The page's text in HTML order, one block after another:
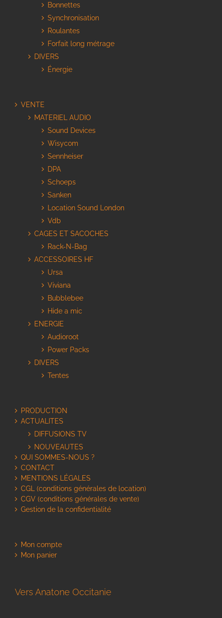
Bonnettes
Synchronisation
Roulantes
Forfait long métrage
DIVERS
Énergie
VENTE
MATERIEL AUDIO
Sound Devices
Wisycom
Sennheiser
DPA
Schoeps
Sanken
Location Sound London
Vdb
CAGES ET SACOCHES
Rack-N-Bag
ACCESSOIRES HF
Ursa
Viviana
Bubblebee
Hide a mic
ENERGIE
Audioroot
Power Packs
DIVERS
Tentes
PRODUCTION
ACTUALITES
DIFFUSIONS TV
NOUVEAUTES
QUI SOMMES-NOUS ?
CONTACT
MENTIONS LÉGALES
CGL (conditions générales de location)
CGV (conditions générales de vente)
Gestion de la confidentialité
Mon compte
Mon panier
Vers Anatone Occitanie